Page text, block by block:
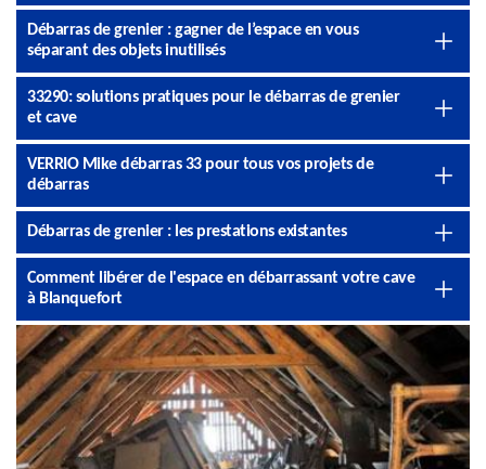
Débarras de grenier : gagner de l’espace en vous
séparant des objets inutilisés
33290: solutions pratiques pour le débarras de grenier
et cave
VERRIO Mike débarras 33 pour tous vos projets de
débarras
Débarras de grenier : les prestations existantes
Comment libérer de l'espace en débarrassant votre cave
à Blanquefort